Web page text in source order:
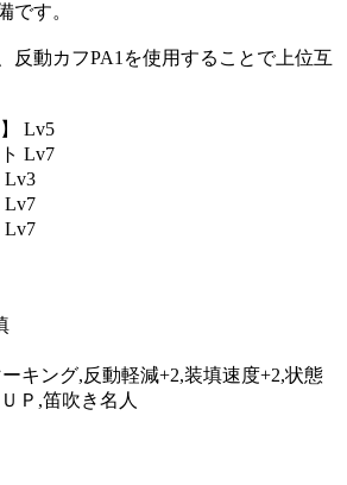
です。
反動カフPA1を使用することで上位互
Lv5
Lv7
Lv3
Lv7
Lv7
キング,反動軽減+2,装填速度+2,状態
Ｐ,笛吹き名人